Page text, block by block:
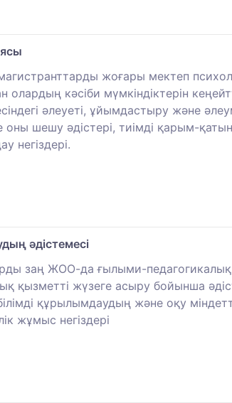
жоғары мектеп
олардың кәсіби мүмкіндіктерін
әлеуеті, ұйымдастыру және
шешу әдістері, тиімді қарым-
негіздері.
әдістемесі
заң ЖОО-да ғылыми-
жүзеге асыру бойынша
құрылымдаудың және оқу
жұмыс негіздері